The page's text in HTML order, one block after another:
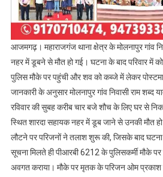
आजमगढ़। महाराजगंज थाना क्षेत्र के मोलनापुर गांव
नहर में डूबने से मौत हो गई। घटना के बाद परिवार में
पुलिस मौके पर पहुंची और शव को कब्जे में लेकर
जानकारी के अनुसार मोलनापुर गांव निवासी राम शब्द
रविवार की सुबह करीब चार बजे शौच के लिए घर से
स्थित शारदा सहायक नहर में डूब जाने से उनकी मौत
लौटने पर परिजनों ने तलाश शुरू की, जिसके बाद घटना
सूचना मिलते ही पीआरबी 6212 के पुलिसकर्मी मौके
अवगत कराया। मौके पर मृतक के परिजन ओम प्रकाश